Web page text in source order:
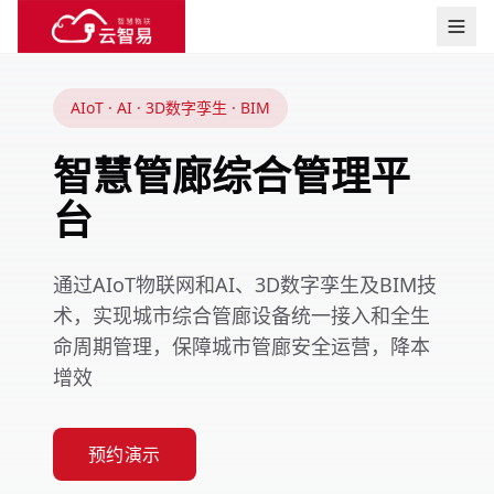
AIoT · AI · 3D数字孪生 · BIM
智慧管廊综合管理平
台
通过AIoT物联网和AI、3D数字孪生及BIM技
术，实现城市综合管廊设备统一接入和全生
命周期管理，保障城市管廊安全运营，降本
增效
预约演示